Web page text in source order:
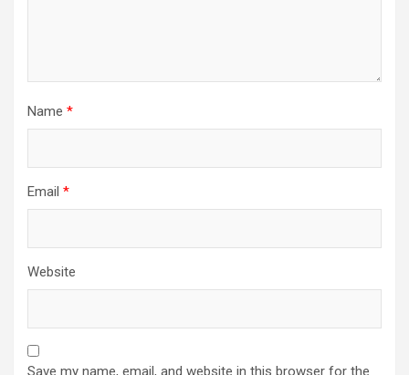
Name *
Email *
Website
Save my name, email, and website in this browser for the